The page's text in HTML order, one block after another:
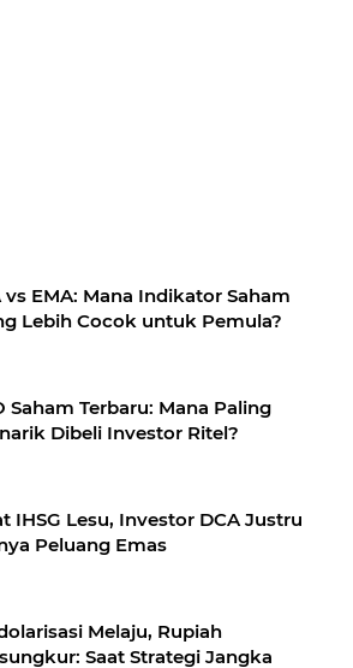
vs EMA: Mana Indikator Saham
Lebih Cocok untuk Pemula?
Saham Terbaru: Mana Paling
Dibeli Investor Ritel?
IHSG Lesu, Investor DCA Justru
Peluang Emas
Melaju, Rupiah
Saat Strategi Jangka